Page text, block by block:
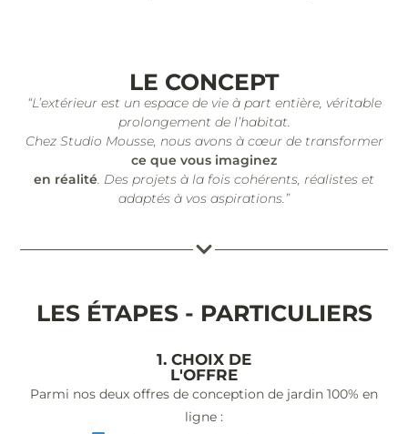
LE CONCEPT
“L’extérieur est un espace de vie à part entière, véritable
prolongement de l’habitat.
Chez Studio Mousse, nous avons à cœur de transformer
ce que vous imaginez
en réalité. Des projets à la fois cohérents, réalistes et
adaptés à vos aspirations.”
LES ÉTAPES - PARTICULIERS
1. CHOIX DE
L'OFFRE
Parmi nos deux offres de conception de jardin 100% en
ligne :